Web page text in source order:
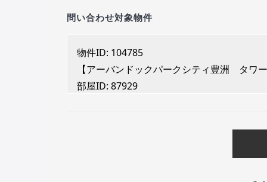
問い合わせ対象物件